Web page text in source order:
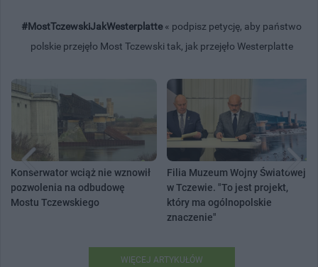
#MostTczewskiJakWesterplatte« podpisz petycję, aby państwo
polskie przejęło Most Tczewski tak, jak przejęło Westerplatte
Konserwator wciąż nie wznowił
pozwolenia na odbudowę
Mostu Tczewskiego
Filia Muzeum Wojny Światowej
w Tczewie. "To jest projekt,
który ma ogólnopolskie
znaczenie"
WIĘCEJ ARTYKUŁÓW